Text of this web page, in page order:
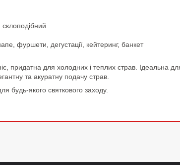
фуршети, дегустації, кейтеринг, банкет
придатна для холодних і теплих страв. Ідеальна
та акуратну подачу страв.
будь-якого святкового заходу.